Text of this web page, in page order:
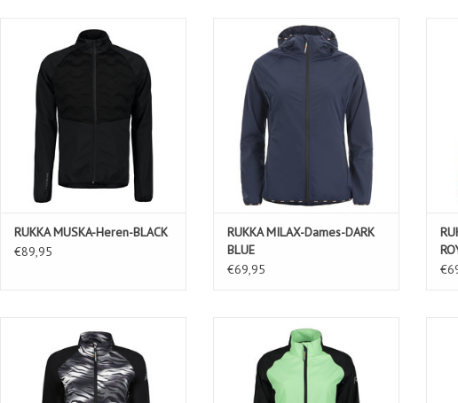
RUKKA MUSKA-Heren-BLACK
RUKKA MUSKA-Heren-BLACK
€89,95
RUKKA MILAX-Dames-DARK BLUE
TOEVOEGEN AAN WINKELWAGEN
RUKKA MILAX-Dames-DARK
BLUE
€69,95
TOEVOEGEN AAN WINKELWAGEN
RUKKA MAILA-Dames-LIGHT GREEN
TOEVOEGEN AAN WINKELWAGEN